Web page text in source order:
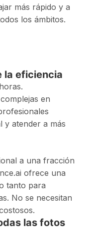
más rápido y a
los ámbitos.
la eficiencia
en
y atender a más
a una fracción
ofrece una
tanto para
No se necesitan
las fotos